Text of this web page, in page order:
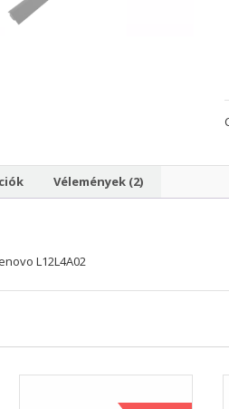
Vélemények (2)
L12L4A02